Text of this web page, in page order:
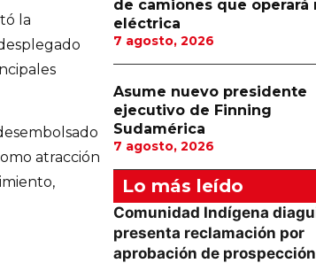
la
atracción
de camiones que operará
eléctrica
7 agosto, 2026
Asume nuevo presidente
ejecutivo de Finning
Sudamérica
7 agosto, 2026
Lo más leído
Comunidad Indígena
presenta reclamación por
aprobación de prospección